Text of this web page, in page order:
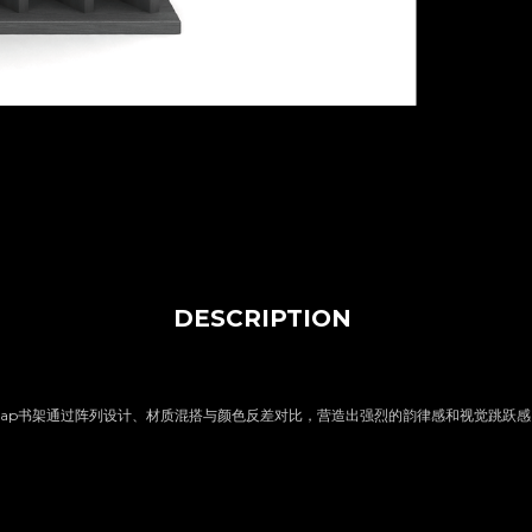
DESCRIPTION
书架通过阵列设计、材质混搭与颜色反差对比，营造出强烈的韵律感和视觉跳跃